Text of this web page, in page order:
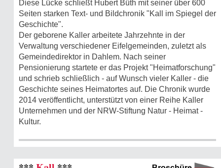
Diese Lücke schließt Hubert Büth mit seiner über 600
Seiten starken Text- und Bildchronik "Kall im Spiegel der
Geschichte".
Der geborene Kaller arbeitete Jahrzehnte in der
Verwaltung verschiedener Eifelgemeinden, zuletzt als
Gemeindedirektor in Dahlem. Nach seiner
Pensionierung startete er das Projekt "Heimatforschung"
und schrieb schließlich - auf Wunsch vieler Kaller - die
Geschichte seines Heimatortes auf. Die Chronik wurde
2014 veröffentlicht, unterstützt von einer Reihe Kaller
Unternehmen und der NRW-Stiftung Natur - Heimat -
Kultur.